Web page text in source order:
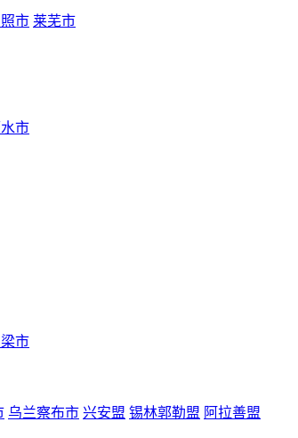
照市 莱芜市
市
市
乌兰察布市 兴安盟 锡林郭勒盟 阿拉善盟